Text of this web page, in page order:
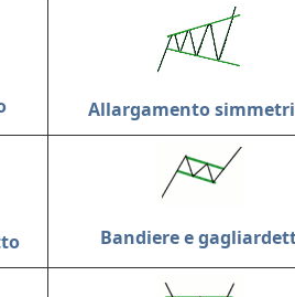
Allargamento
Bandiere e